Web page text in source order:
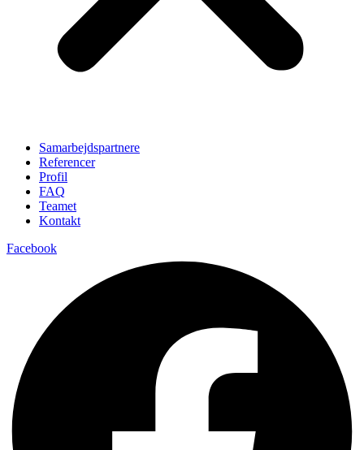
Samarbejdspartnere
Referencer
Profil
FAQ
Teamet
Kontakt
Facebook